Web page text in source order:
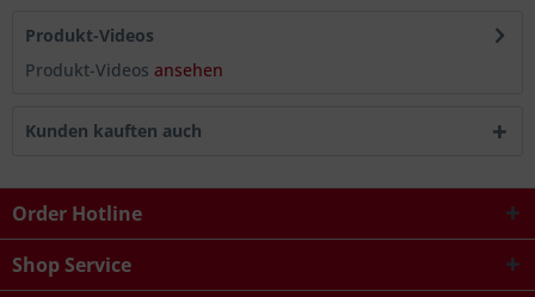
Produkt-Videos
Produkt-Videos ansehen
Kunden kauften auch
Order Hotline
Shop Service